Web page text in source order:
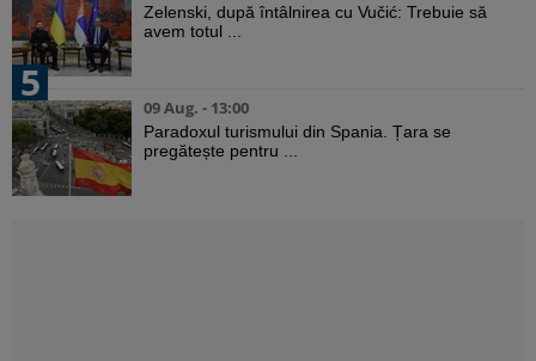
Zelenski, după întâlnirea cu Vučić: Trebuie să
avem totul ...
5
09 Aug. - 13:00
Paradoxul turismului din Spania. Țara se
pregătește pentru ...